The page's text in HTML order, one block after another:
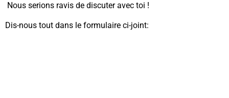
Nous serions ravis de discuter avec toi !
Dis-nous tout dans le formulaire ci-joint: